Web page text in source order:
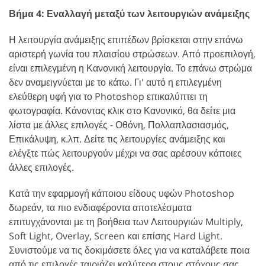
Βήμα 4: Εναλλαγή μεταξύ των λειτουργιών ανάμειξης
Η λειτουργία ανάμειξης επιπέδων βρίσκεται στην επάνω
αριστερή γωνία του πλαισίου στρώσεων. Από προεπιλογή,
είναι επιλεγμένη η Κανονική λειτουργία. Το επάνω στρώμα
δεν αναμειγνύεται με το κάτω. Γι' αυτό η επιλεγμένη
ελεύθερη υφή για το Photoshop επικαλύπτει τη
φωτογραφία. Κάνοντας κλικ στο Κανονικό, θα δείτε μια
λίστα με άλλες επιλογές - Οθόνη, Πολλαπλασιασμός,
Επικάλυψη, κ.λπ. Δείτε τις λειτουργίες ανάμειξης και
ελέγξτε πώς λειτουργούν μέχρι να σας αρέσουν κάποιες
άλλες επιλογές.
Κατά την εφαρμογή κάποιου είδους υφών Photoshop
δωρεάν, τα πιο ενδιαφέροντα αποτελέσματα
επιτυγχάνονται με τη βοήθεια των Λειτουργιών Multiply,
Soft Light, Overlay, Screen και επίσης Hard Light.
Συνιστούμε να τις δοκιμάσετε όλες για να καταλάβετε ποια